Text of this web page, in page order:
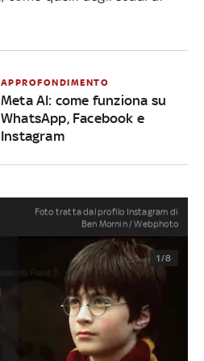
APPROFONDIMENTO
Meta AI: come funziona su
WhatsApp, Facebook e
Instagram
Foto tratta dal profilo Instagram di
Ben Mornin / Webphoto
1/8